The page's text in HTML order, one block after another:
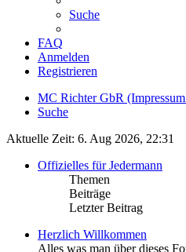
Suche
FAQ
Anmelden
Registrieren
MC Richter GbR
Suche
Aktuelle Zeit: 6. Aug 2026, 22:31
Offizielles für Jedermann
Themen
Beiträge
Letzter Beitrag
Herzlich Willkommen
Alles was man über dieses